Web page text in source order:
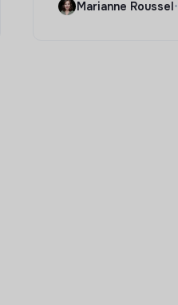
Marianne Roussel•